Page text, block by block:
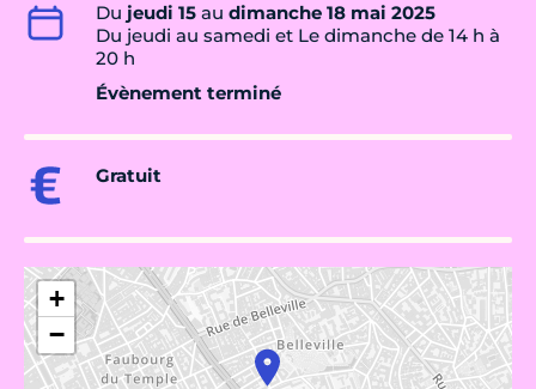
Du jeudi 15 au dimanche 18 mai 2025
Du jeudi au samedi et Le dimanche de 14 h à
20 h
Évènement terminé
Gratuit
+
−